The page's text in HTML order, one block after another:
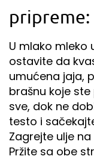
pripreme:
U mlako mleko
ostavite da
umućena jaja,
brašnu koje
sve, dok ne
testo i
Zagrejte ulje
Pržite sa obe